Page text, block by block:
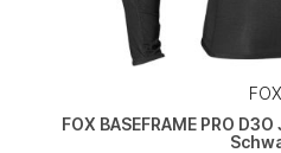
FOX
FOX BASEFRAME PRO